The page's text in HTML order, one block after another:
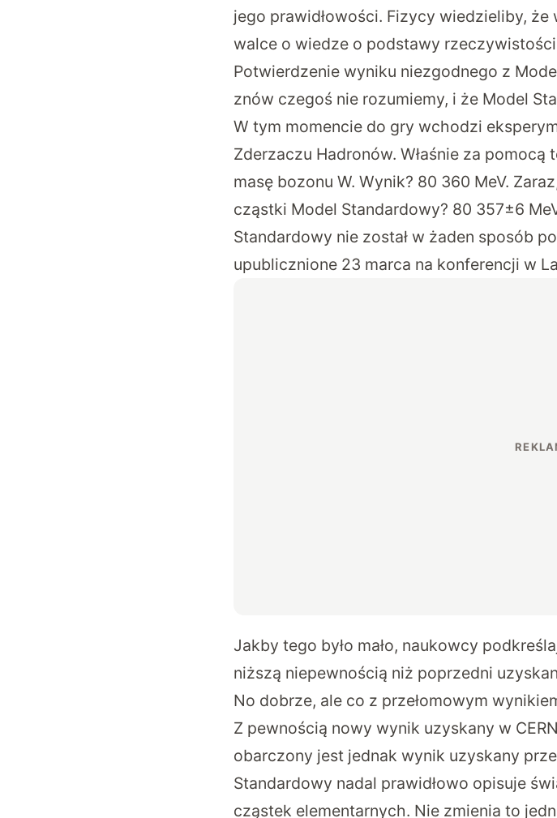
jego prawidłowości. Fizycy wiedzieliby, że
walce o wiedze o podstawy
Potwierdzenie wyniku niezgodnego z
znów czegoś nie rozumiemy, i że Model
W tym momencie do gry wchodzi
Zderzaczu Hadronów. Właśnie za pomocą
masę bozonu W. Wynik? 80 360 MeV.
cząstki Model Standardowy? 80 357±6
Standardowy nie został w żaden sposób
upublicznione 23 marca na konferencji w
Jakby tego było mało, naukowcy
niższą niepewnością niż poprzedni
No dobrze, ale co z przełomowym
Z pewnością nowy wynik uzyskany w
obarczony jest jednak wynik uzyskany
Standardowy nadal prawidłowo opisuje
cząstek elementarnych. Nie zmienia to